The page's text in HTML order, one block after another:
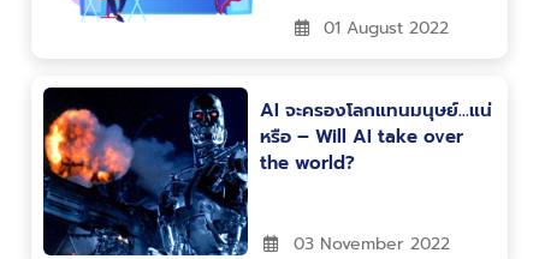
01 August 2022
AI จะครองโลกแทนมนุษย์…แน่
หรือ – Will AI take over
the world?
03 November 2022